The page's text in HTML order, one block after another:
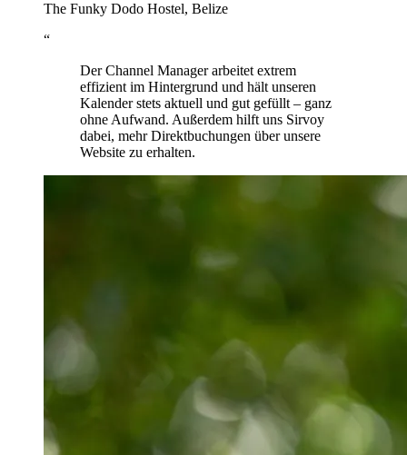
The Funky Dodo Hostel, Belize
“
Der Channel Manager arbeitet extrem
effizient im Hintergrund und hält unseren
Kalender stets aktuell und gut gefüllt – ganz
ohne Aufwand. Außerdem hilft uns Sirvoy
dabei, mehr Direktbuchungen über unsere
Website zu erhalten.